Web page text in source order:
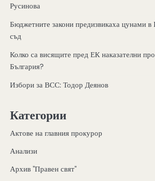
Русинова
Бюджетните закони предизвикаха цунами
съд
Колко са висящите пред ЕК наказателни
България?
Избори за ВСС: Тодор Деянов
Категории
Актове на главния прокурор
Анализи
Архив "Правен свят"